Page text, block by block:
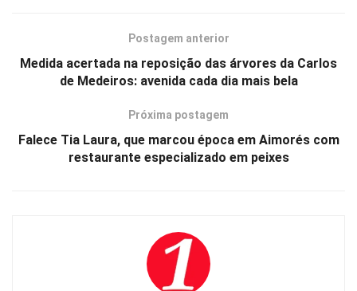
Postagem anterior
Medida acertada na reposição das árvores da Carlos
de Medeiros: avenida cada dia mais bela
Próxima postagem
Falece Tia Laura, que marcou época em Aimorés com
restaurante especializado em peixes